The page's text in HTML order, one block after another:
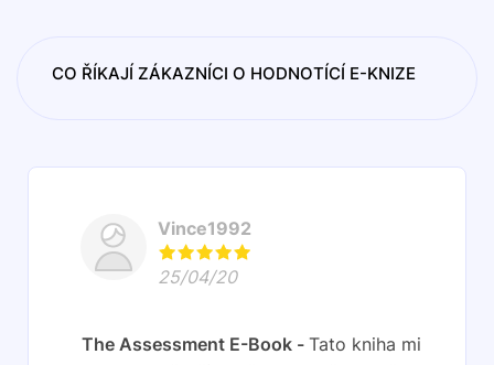
CO ŘÍKAJÍ ZÁKAZNÍCI O HODNOTÍCÍ E-KNIZE
Vince1992
25/04/20
The Assessment E-Book
Tato kniha mi